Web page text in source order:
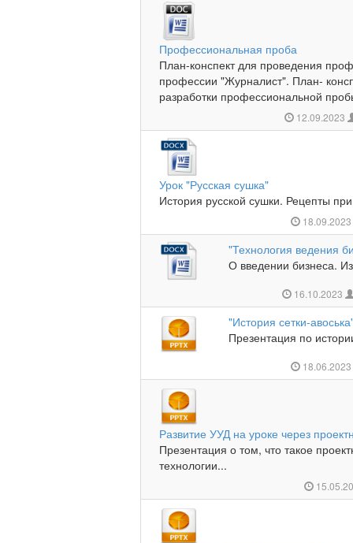
Профессиональная проба
План-конспект для проведения
профессии "Журналист". План-
разработки профессиональной
12.09.2023
Урок "Русская сушка"
История русской сушки. Рецепты
"Технология ведения
О введении бизнеса.
16.10.2023
"История сетки-
Презентация по
Развитие УУД на уроке через
Презентация о том, что такое
технологии...